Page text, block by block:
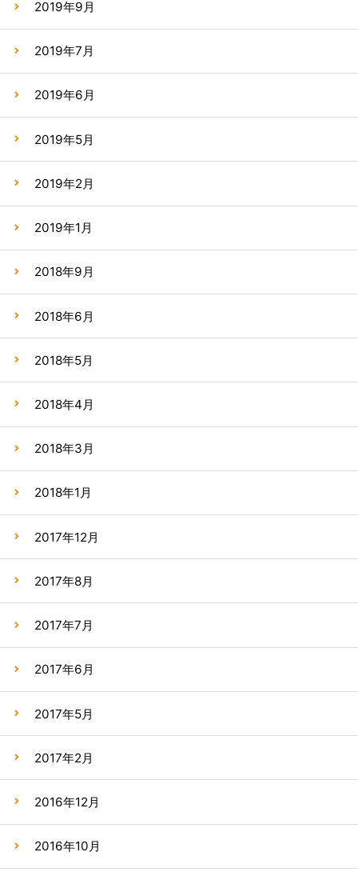
2019年9月
2019年7月
2019年6月
2019年5月
2019年2月
2019年1月
2018年9月
2018年6月
2018年5月
2018年4月
2018年3月
2018年1月
2017年12月
2017年8月
2017年7月
2017年6月
2017年5月
2017年2月
2016年12月
2016年10月